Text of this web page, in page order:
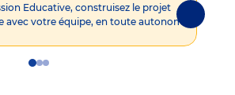
Educative, construisez le projet
avec votre équipe, en toute autonomie !
GoGoGo